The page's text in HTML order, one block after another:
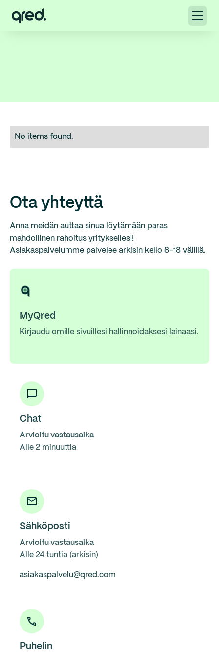
No items found.
Ota yhteyttä
Anna meidän auttaa sinua löytämään paras
mahdollinen rahoitus yrityksellesi!
Asiakaspalvelumme palvelee arkisin kello 8-18 välillä.
MyQred
Kirjaudu omille sivuillesi hallinnoidaksesi lainaasi.
Chat
Arvioitu vastausaika
Alle 2 minuuttia
Sähköposti
Arvioitu vastausaika
Alle 24 tuntia (arkisin)
asiakaspalvelu@qred.com
Puhelin